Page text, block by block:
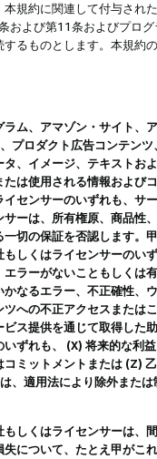
規約に関連して付与され
および第11条およびプロ
るものとします。本規約
ラム、アマゾン・サイト
プロダクト広告コンテン
タ、イメージ、テキストお
は使用される情報および
センサーのいずれも、サ
ーは、所有権原、商品性
切の保証を否認します。
しくはライセンサーのい
エラーがないこともしくは
かなるエラー、不正確性、
への不正アクセスまたは
ス提供を通じて取得した
いずれも、 (X) 将来的な利
ミットメントまたは (Z)
、適用法により除外また
しくはライセンサーは、
について、たとえ甲がこ